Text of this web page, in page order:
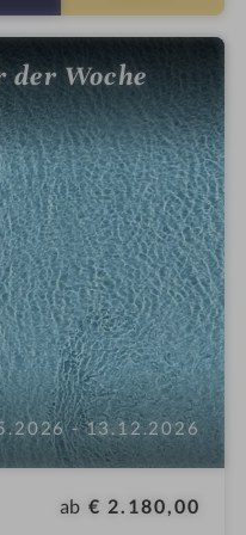
Woche
- 13.12.2026
ab € 2.180,00